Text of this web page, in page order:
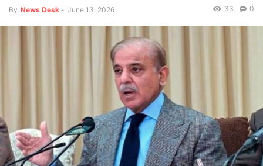
By News Desk - June 13, 2026 0
33